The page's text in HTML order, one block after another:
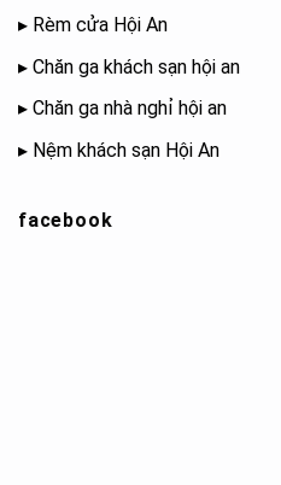
▸ Rèm cửa Hội An
▸ Chăn ga khách sạn hội an
▸ Chăn ga nhà nghỉ hội an
▸ Nệm khách sạn Hội An
facebook